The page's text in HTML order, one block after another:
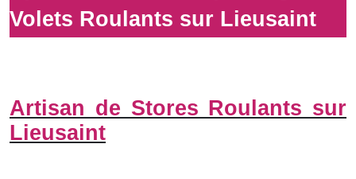
Volets Roulants sur Lieusaint
Artisan de Stores Roulants sur
Lieusaint